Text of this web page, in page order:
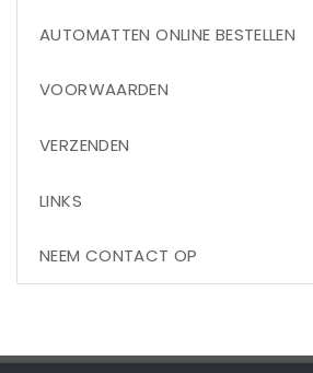
AUTOMATTEN ONLINE BESTELLEN
VOORWAARDEN
VERZENDEN
LINKS
NEEM CONTACT OP